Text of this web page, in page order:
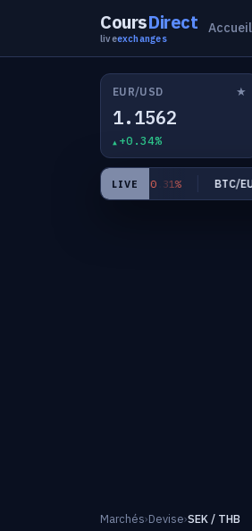
CoursDirect
liveexchanges
Accueil
EUR/USD ★
1.1562
+0.34%
LIVE
181.97 -0.31% BTC/EUR
Marchés›Devise›SEK / THB